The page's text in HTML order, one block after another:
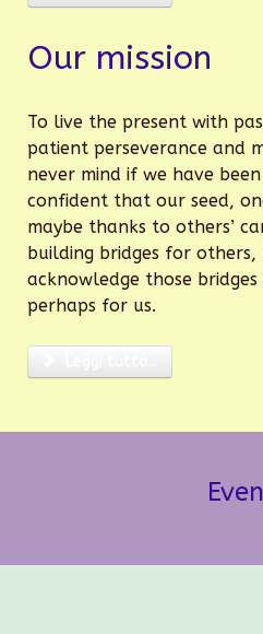
Our mission
To live the present with
patient perseverance and
never mind if we have
confident that our seed,
maybe thanks to others’
building bridges for
acknowledge those
perhaps for us.